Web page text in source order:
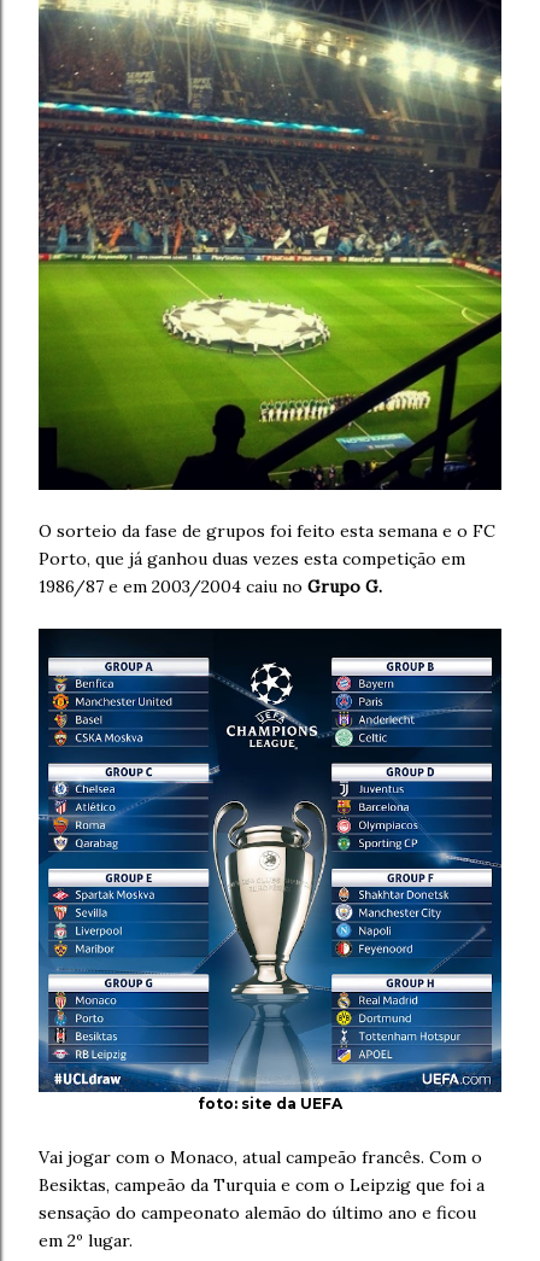
O sorteio da fase de grupos foi feito esta semana e o FC
Porto, que já ganhou duas vezes esta competição em
1986/87 e em 2003/2004 caiu no Grupo G.
foto: site da UEFA
Vai jogar com o Monaco, atual campeão francês. Com o
Besiktas, campeão da Turquia e com o Leipzig que foi a
sensação do campeonato alemão do último ano e ficou
em 2º lugar.